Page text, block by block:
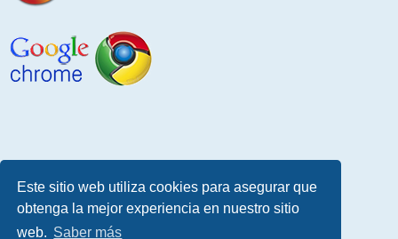
Este sitio web utiliza cookies para asegurar que
obtenga la mejor experiencia en nuestro sitio
web. Saber más